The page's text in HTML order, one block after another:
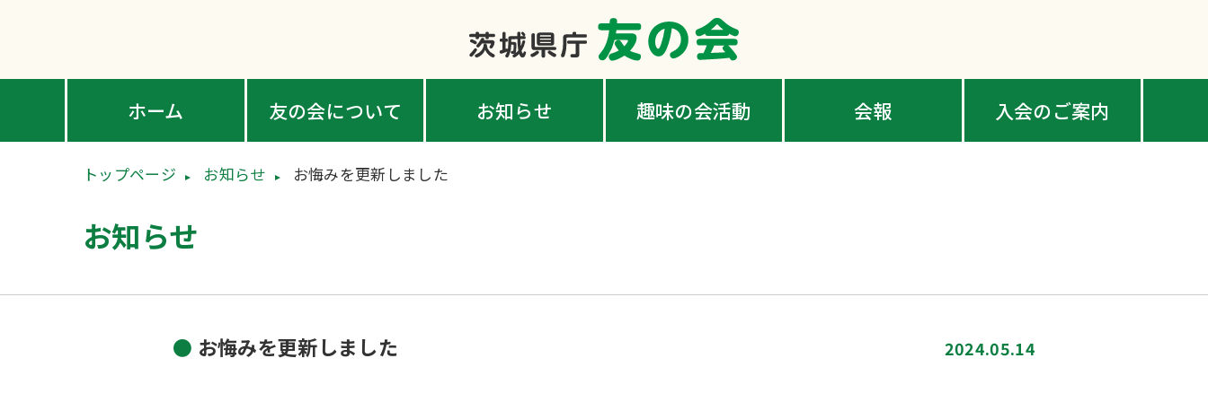
ホーム 友の会について お知らせ 趣味の会活動 会報 入会のご案内
トップページ お知らせ お悔みを更新しました
お知らせ
お悔みを更新しました 2024.05.14